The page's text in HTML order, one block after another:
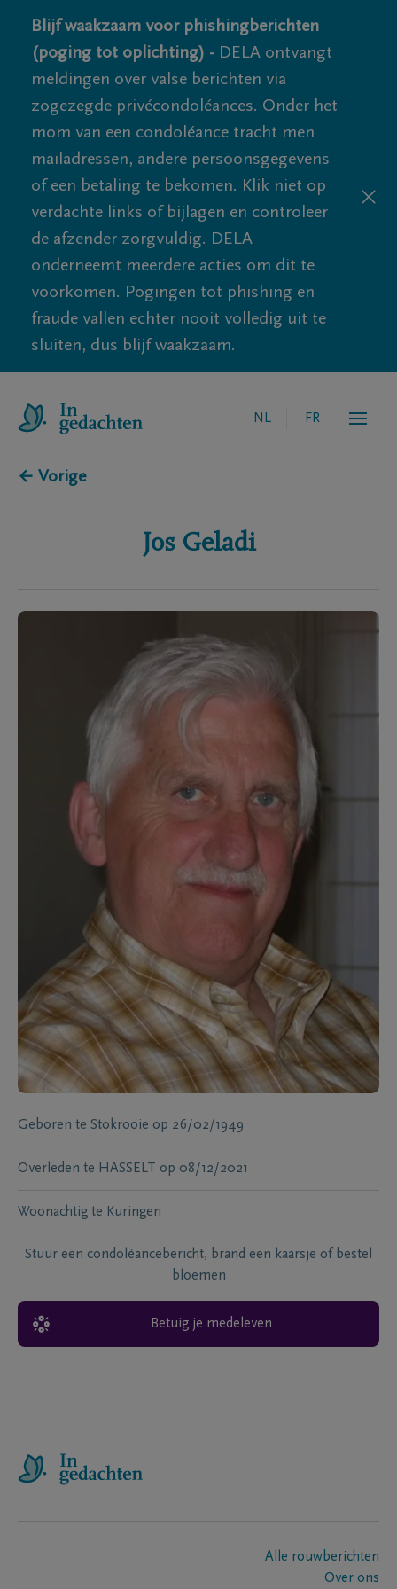
Blijf waakzaam voor phishingberichten
(poging tot oplichting) - DELA ontvangt
meldingen over valse berichten via
zogezegde privécondoléances. Onder het
mom van een condoléance tracht men
mailadressen, andere persoonsgegevens
of een betaling te bekomen. Klik niet op
verdachte links of bijlagen en controleer
de afzender zorgvuldig. DELA
onderneemt meerdere acties om dit te
voorkomen. Pogingen tot phishing en
fraude vallen echter nooit volledig uit te
sluiten, dus blijf waakzaam.
NL FR
← Vorige
Jos Geladi
Geboren te Stokrooie op 26/02/1949
Overleden te HASSELT op 08/12/2021
Woonachtig te Kuringen
Stuur een condoléancebericht, brand een kaarsje of bestel
bloemen
Betuig je medeleven
Alle rouwberichten
Over ons